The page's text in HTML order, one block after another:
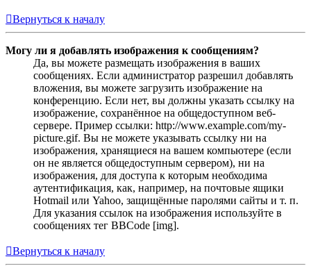
Вернуться к началу
Могу ли я добавлять изображения к сообщениям?
Да, вы можете размещать изображения в ваших
сообщениях. Если администратор разрешил добавлять
вложения, вы можете загрузить изображение на
конференцию. Если нет, вы должны указать ссылку на
изображение, сохранённое на общедоступном веб-
сервере. Пример ссылки: http://www.example.com/my-
picture.gif. Вы не можете указывать ссылку ни на
изображения, хранящиеся на вашем компьютере (если
он не является общедоступным сервером), ни на
изображения, для доступа к которым необходима
аутентификация, как, например, на почтовые ящики
Hotmail или Yahoo, защищённые паролями сайты и т. п.
Для указания ссылок на изображения используйте в
сообщениях тег BBCode [img].
Вернуться к началу